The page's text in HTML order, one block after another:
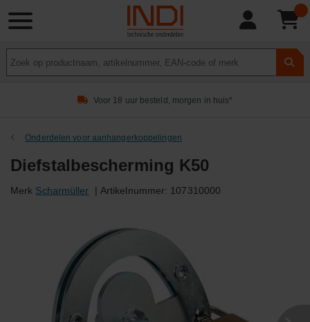
Voor 18 uur besteld, morgen in huis*
Onderdelen voor aanhangerkoppelingen
Diefstalbescherming K50
Merk Scharmüller | Artikelnummer: 107310000